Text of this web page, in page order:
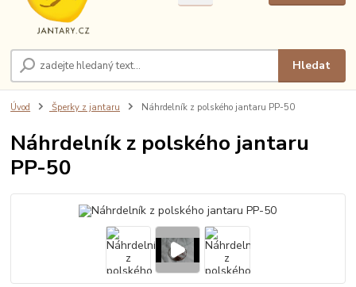
Hledat
Úvod Šperky z jantaru Náhrdelník z polského jantaru PP-50
Náhrdelník z polského jantaru
PP-50